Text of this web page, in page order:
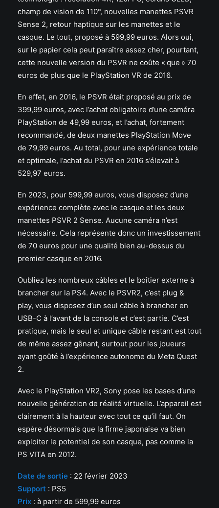
champ de vision de 110°, nouvelles manettes PSVR
Sense 2, retour haptique sur les manettes et le
casque. Le tout, proposé à 599,99 euros. Alors oui,
sur le papier cela peut paraître assez cher, pourtant,
cette nouvelle version du PSVR ne coûte « que » 70
euros de plus que le PlayStation VR de 2016.
En effet, en 2016, le PSVR était proposé au prix de
399,99 euros, avec l’achat obligatoire d’une caméra
PlayStation de 49,99 euros, et l’achat, fortement
recommandé, de deux manettes PlayStation Move
de 79,99 euros. Au total, pour une expérience totale
et optimale, l’achat du PSVR en 2016 s’élevait à
529,97 euros.
En 2023, pour 599,99 euros, vous disposez d’une
expérience complète avec le casque et les deux
manettes PSVR 2 Sense. Aucune caméra n’est
nécessaire. Cela représente donc un investissement
de 70 euros pour une qualité bien au-dessus du
premier casque en 2016.
Oubliez les nombreux câbles et le boîtier externe à
brancher sur la PS4. Avec le PSVR2, c’est plug &
play, vous disposez d’un seul câble à brancher en
USB-C à l’avant de la console et c’est partie. C’est
pratique, mais le seul et unique câble restant est tout
de même assez gênant, surtout pour les joueurs
ayant goûté à l’expérience autonome du Meta Quest
2.
Avec le PlayStation VR2, Sony pose les bases d’une
nouvelle génération de réalité virtuelle. L’appareil est
clairement à la hauteur avec tout ce qu’il faut. On
espère désormais que la firme japonaise va bien
exploiter le potentiel de son casque, pas comme la
PS VITA en 2012.
Date de sortie : 22 février 2023
Support : PS5
Prix : à partir de 599,99 euros